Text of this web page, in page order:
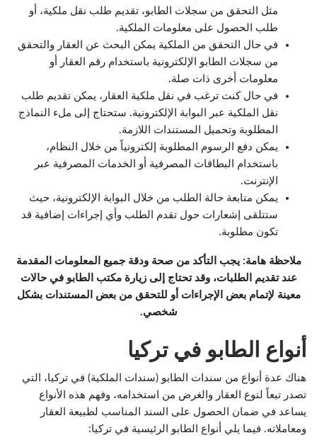
مثل التحقق من سجلات الطابو، تقديم طلب نقل ملكية، أو
طلب الحصول على معلومات الملكية.
في حال التحقق من الملكية يمكن البحث عن العقار والتحقق
من سجلات الطابو الإلكترونية باستخدام رقم العقار أو
معلومات أخرى ذات صلة.
في حال كنت ترغب في نقل ملكية العقار، يمكن تقديم طلب
نقل الملكية عبر البوابة الإلكترونية. ستحتاج إلى ملء النماذج
المطلوبة وتحميل المستندات اللازمة.
يمكن دفع الرسوم المطلوبة إلكترونياً من خلال النظام،
باستخدام البطاقات المصرفية أو الخدمات المصرفية عبر
الإنترنت.
يمكن متابعة حالة الطلب من خلال البوابة الإلكترونية، حيث
ستتلقى إشعارات حول تقدم الطلب وأي إجراءات إضافية قد
تكون مطلوبة.
ملاحظة هامة: يجب التأكد من صحة ودقة جميع المعلومات المقدمة
عند تقديم الطلبات، وقد تحتاج إلى زيارة مكتب الطابو في حالات
معينة لإتمام بعض الإجراءات أو للتحقق من بعض المستندات بشكل
شخصي.
أنواع الطابو في تركيا
هناك عدة أنواع من سندات الطابو (سندات الملكية) في تركيا، التي
تصدر تبعاً لنوع العقار والغرض من استخدامه، وفهم هذه الأنواع
يساعد في ضمان الحصول على السند المناسب لطبيعة العقار
ومعاملاته. فيما يلي أنواع الطابو الرئيسية في تركيا: